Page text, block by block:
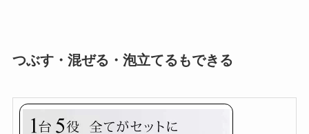
つぶす・混ぜる・泡立てるもできる